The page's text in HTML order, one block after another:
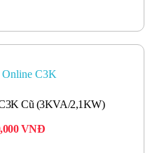
Cũ (3KVA/2,1KW)
VNĐ